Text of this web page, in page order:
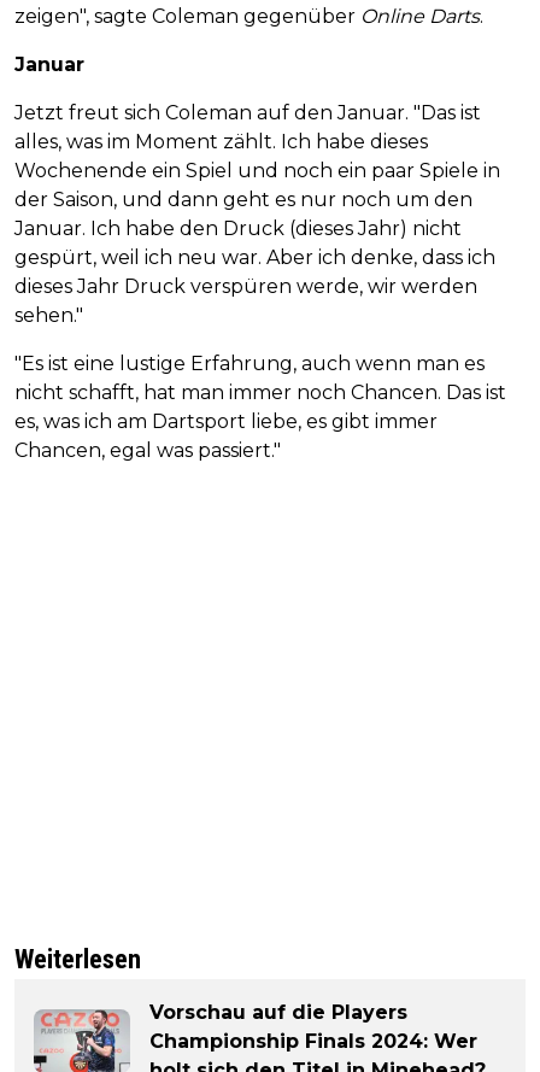
zeigen", sagte Coleman gegenüber Online Darts.
Januar
Jetzt freut sich Coleman auf den Januar. "Das ist
alles, was im Moment zählt. Ich habe dieses
Wochenende ein Spiel und noch ein paar Spiele in
der Saison, und dann geht es nur noch um den
Januar. Ich habe den Druck (dieses Jahr) nicht
gespürt, weil ich neu war. Aber ich denke, dass ich
dieses Jahr Druck verspüren werde, wir werden
sehen."
"Es ist eine lustige Erfahrung, auch wenn man es
nicht schafft, hat man immer noch Chancen. Das ist
es, was ich am Dartsport liebe, es gibt immer
Chancen, egal was passiert."
Weiterlesen
Vorschau auf die Players
Championship Finals 2024: Wer